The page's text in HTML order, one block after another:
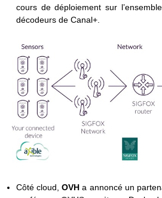
cours de déploiement sur
décodeurs de Canal+.
Côté cloud,OVH a annoncé un